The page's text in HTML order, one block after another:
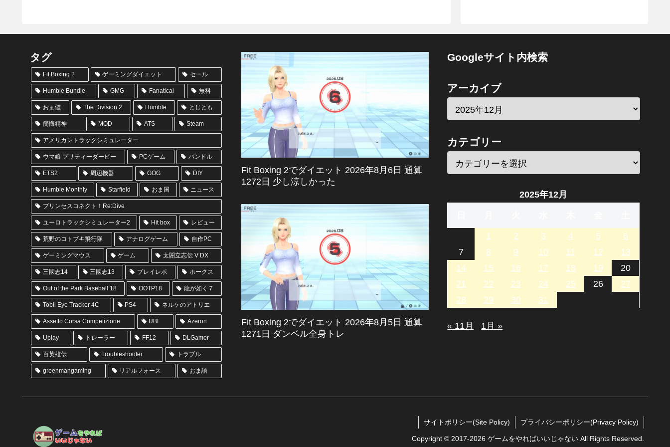
タグ
Fit Boxing 2 ゲーミングダイエット セール
Humble Bundle GMG Fanatical 無料
おま値 The Division 2 Humble とじとも
簡悔精神 MOD ATS Steam
アメリカントラックシミュレーター
ウマ娘 プリティーダービー PCゲーム バンドル
ETS2 周辺機器 GOG DIY
Humble Monthly Starfield おま国 ニュース
プリンセスコネクト！Re:Dive
ユーロトラックシミュレーター2 Hit box レビュー
荒野のコトブキ飛行隊 アナログゲーム 自作PC
ゲーミングマウス ゲーム 太閤立志伝 V DX
三國志14 三國志13 プレイレポ ホークス
Out of the Park Baseball 18 OOTP18 龍が如く７
Tobii Eye Tracker 4C PS4 ネルケのアトリエ
Assetto Corsa Competizione UBI Azeron
Uplay トレーラー FF12 DLGamer
百英雄伝 Troubleshooter トラブル
greenmangaming リアルフォース おま語
Fit Boxing 2でダイエット 2026年8月6日 通算
1272日 少し涼しかった
Fit Boxing 2でダイエット 2026年8月5日 通算
1271日 ダンベル全身トレ
Googleサイト内検索
アーカイブ
カテゴリー
2025年12月
1 2 3 4 5
6
7
8 9 10 11 12
13
14
15 16 17 18 19
20
21
22 23 24 25 26
27
28
29 30 31
« 11月 1月 »
サイトポリシー(Site Policy) プライバシーポリシー(Privacy Policy)
Copyright © 2017-2026 ゲームをやればいいじゃない All Rights Reserved.